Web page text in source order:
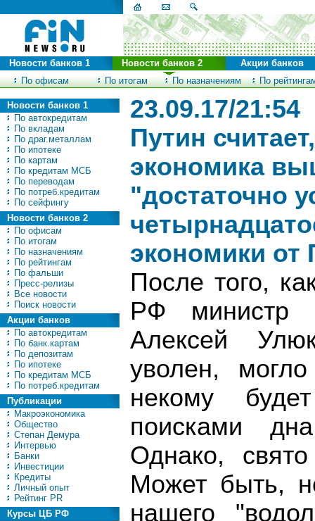
По офисам По итогам По назначениям По
Новости банков 1 Новости банков 2 Акции банков
Новости банков 1
По автокредитам
По вкладам
По драг.металлам
По ипотеке
По картам
По кредитам МСБ
По переводам
По потреб.кредитам
По сейфингу
Новости банков 2
По офисам
По итогам
По назначениям
По рейтингам
По фальши
Пресс-релизы
Все новости
Поиск новости
Акции банков
По автокредитам
По банк.картам
По депозитам
По ипотеке
По кредитам МСБ
По потреб.кредитам
Публикации
Макроэкономика
Общество
Степан Демура
Интервью
Банки
Инвестиции
Кредиты
Личный опыт
Рейтинг PR
Курсы ЦБ РФ
23.09.17/21:54
Путин
экономика
"достаточно
экономики от
После того,
РФ министр
Алексей
уволен,
некому
поисками
Однако,
Может быть,
нашего